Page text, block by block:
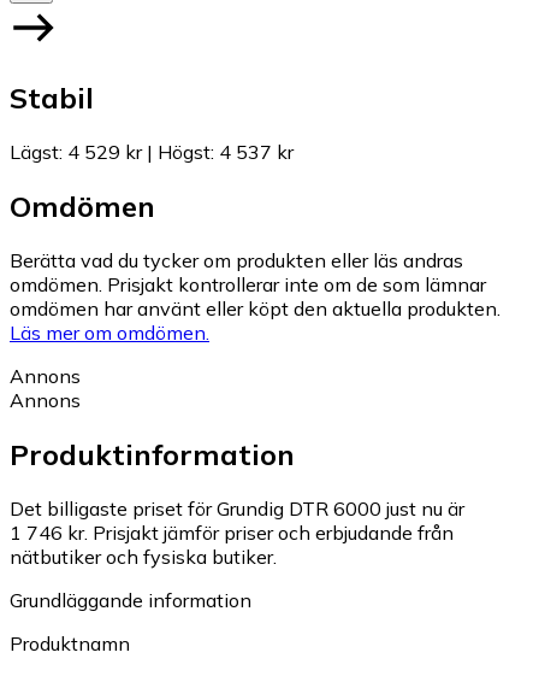
Stabil
Lägst: 4 529 kr| Högst: 4 537 kr
Omdömen
Berätta vad du tycker om produkten eller läs andras
omdömen. Prisjakt kontrollerar inte om de som lämnar
omdömen har använt eller köpt den aktuella produkten.
Läs mer om omdömen.
Annons
Annons
Produktinformation
Det billigaste priset för Grundig DTR 6000 just nu är
1 746 kr. Prisjakt jämför priser och erbjudande från
nätbutiker och fysiska butiker.
Grundläggande information
Produktnamn